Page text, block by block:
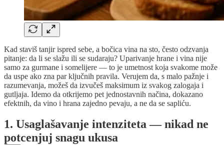
Kad staviš tanjir ispred sebe, a bočica vina na sto, često odzvanja
pitanje: da li se slažu ili se sudaraju? Uparivanje hrane i vina nije
samo za gurmane i somelijere — to je umetnost koja svakome može
da uspe ako zna par ključnih pravila. Verujem da, s malo pažnje i
razumevanja, možeš da izvučeš maksimum iz svakog zalogaja i
gutljaja. Idemo da otkrijemo pet jednostavnih načina, dokazano
efektnih, da vino i hrana zajedno pevaju, a ne da se sapliću.
1. Usaglašavanje intenziteta — nikad ne
potcenjuj snagu ukusa